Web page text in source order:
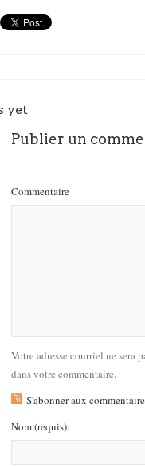
yet
Publier un
Commentaire
Votre adresse courriel ne sera
dans votre commentaire.
S'abonner aux
Nom(requis):